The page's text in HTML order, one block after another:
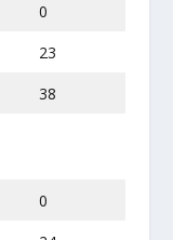
0
23
38
0